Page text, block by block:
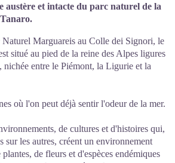
austère et intacte du parc naturel de la
Marguareis au Colle dei Signori, le
situé au pied de la reine des Alpes ligures
nichée entre le Piémont, la Ligurie et la
où l'on peut déjà sentir l'odeur de la mer.
de cultures et d'histoires qui,
sur les autres, créent un environnement
de fleurs et d'espèces endémiques